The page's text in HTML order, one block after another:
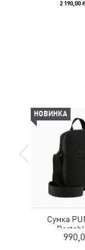
2 190,00 ₴
НОВИНКА
Сумка